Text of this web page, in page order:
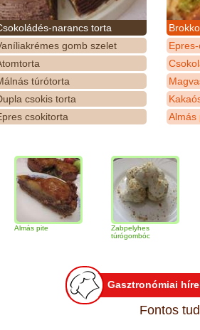
narancs torta
gomb szelet
túrótorta
csokis torta
csokitorta
Almás
Zabpelyhes
túrógombóc
Gasztronómiai
Fontos